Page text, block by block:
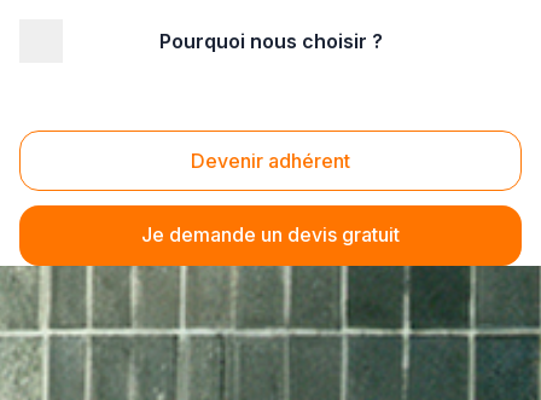
Pourquoi nous choisir ?
Devenir adhérent
Je demande un devis gratuit